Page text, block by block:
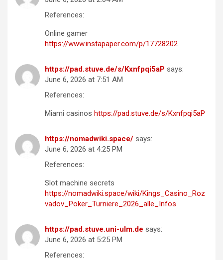
References:
Online gamer
https://www.instapaper.com/p/17728202
https://pad.stuve.de/s/Kxnfpqi5aP says:
June 6, 2026 at 7:51 AM
References:
Miami casinos https://pad.stuve.de/s/Kxnfpqi5aP
https://nomadwiki.space/ says:
June 6, 2026 at 4:25 PM
References:
Slot machine secrets
https://nomadwiki.space/wiki/Kings_Casino_Roz
vadov_Poker_Turniere_2026_alle_Infos
https://pad.stuve.uni-ulm.de says:
June 6, 2026 at 5:25 PM
References: